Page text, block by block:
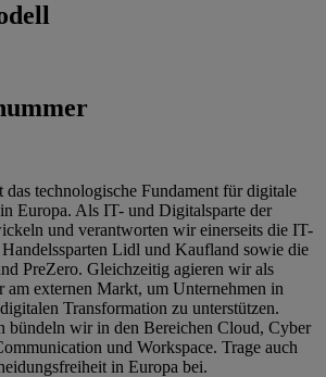
technologische Fundament für digitale
Europa. Als IT- und Digitalsparte der
und verantworten wir einerseits die IT-
Lidl und Kaufland sowie die
PreZero. Gleichzeitig agieren wir als
am externen Markt, um Unternehmen in
Transformation zu unterstützen.
bündeln wir in den Bereichen Cloud, Cyber
und Workspace. Trage auch
in Europa bei.